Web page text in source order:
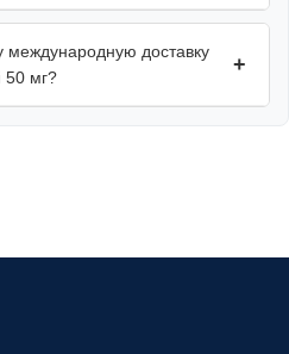
международную доставку
50 мг?
+